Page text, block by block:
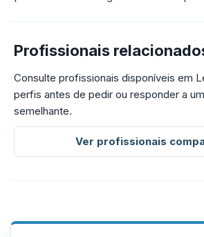
Profissionais
Consulte profissionais disponíveis em
perfis antes de pedir ou responder a
semelhante.
Ver profissionais